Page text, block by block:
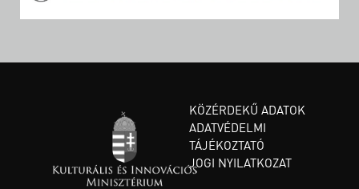
KÖZÉRDEKŰ ADATOK
ADATVÉDELMI
TÁJÉKOZTATÓ
JOGI NYILATKOZAT